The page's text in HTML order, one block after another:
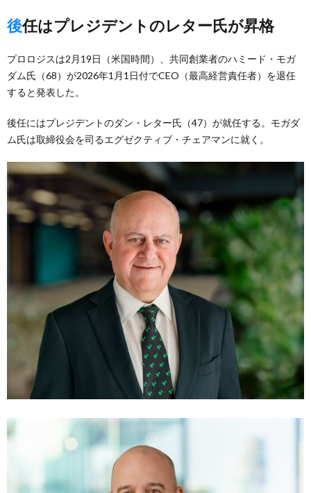
後任はプレジデントのレター氏が昇格
プロロジスは2月19日（米国時間）、共同創業者のハミード・モガ
ダム氏（68）が2026年1月1日付でCEO（最高経営責任者）を退任
すると発表した。
後任にはプレジデントのダン・レター氏（47）が就任する。モガダ
ム氏は取締役会を司るエグゼクティブ・チェアマンに就く。